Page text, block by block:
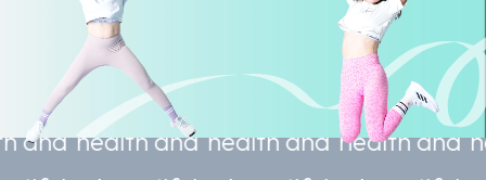
and
Sustainable
health and
Sustainable
health and health